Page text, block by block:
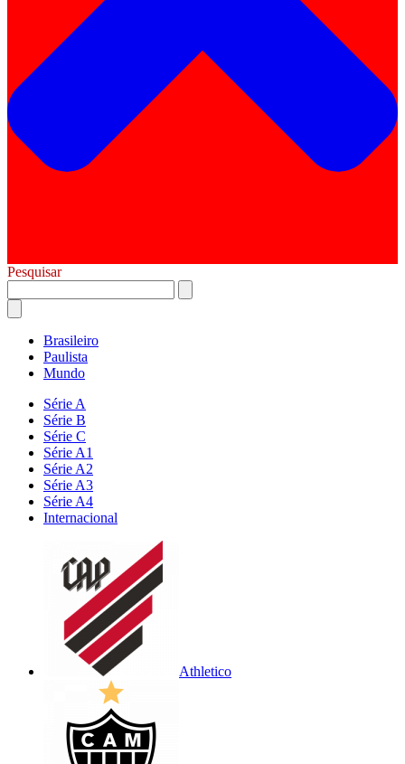
Pesquisar
Brasileiro
Paulista
Mundo
Série A
Série B
Série C
Série A1
Série A2
Série A3
Série A4
Internacional
Athletico